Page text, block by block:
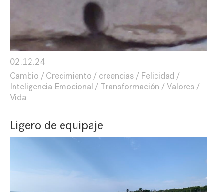
02.12.24
Cambio
Crecimiento creencias
Felicidad
Inteligencia Emocional
Transformación
Valores
Vida
Ligero de equipaje